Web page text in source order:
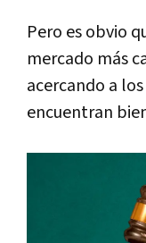
Pero es obvio
mercado más
acercando a
encuentran